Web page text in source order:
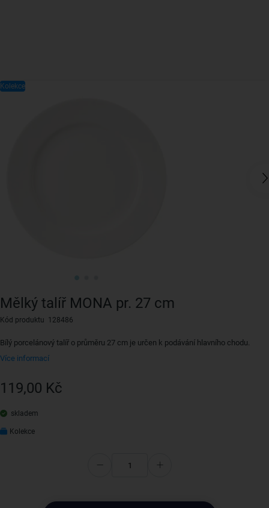
Mělký talíř MONA pr. 27 cm
Kód produktu 128486
Bílý porcelánový talíř o průměru 27 cm je určen k podávání hlavního chodu.
Více informací
119,00 Kč
skladem
Kolekce
Kolekce